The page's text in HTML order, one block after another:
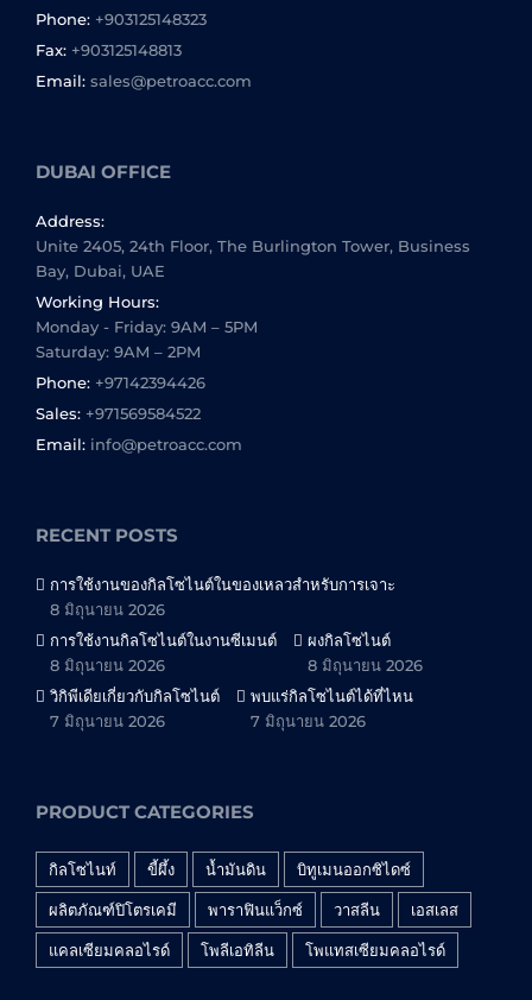
Phone: +903125148323
Fax: +903125148813
Email: sales@petroacc.com
DUBAI OFFICE
Address:
Unite 2405, 24th Floor, The Burlington Tower, Business
Bay, Dubai, UAE
Working Hours:
Monday - Friday: 9AM – 5PM
Saturday: 9AM – 2PM
Phone: +97142394426
Sales: +971569584522
Email: info@petroacc.com
RECENT POSTS
การใช้งานของกิลโซไนต์ในของเหลวสำหรับการเจาะ
8 มิถุนายน 2026
การใช้งานกิลโซไนต์ในงานซีเมนต์
8 มิถุนายน 2026
ผงกิลโซไนต์
8 มิถุนายน 2026
วิกิพีเดียเกี่ยวกับกิลโซไนต์
7 มิถุนายน 2026
พบแร่กิลโซไนต์ได้ที่ไหน
7 มิถุนายน 2026
PRODUCT CATEGORIES
กิลโซไนท์ ขี้ผึ้ง น้ำมันดิน บิทูเมนออกซิไดซ์
ผลิตภัณฑ์ปิโตรเคมี พาราฟินแว็กซ์ วาสลีน เอสเลส
แคลเซียมคลอไรด์ โพลีเอทิลีน โพแทสเซียมคลอไรด์